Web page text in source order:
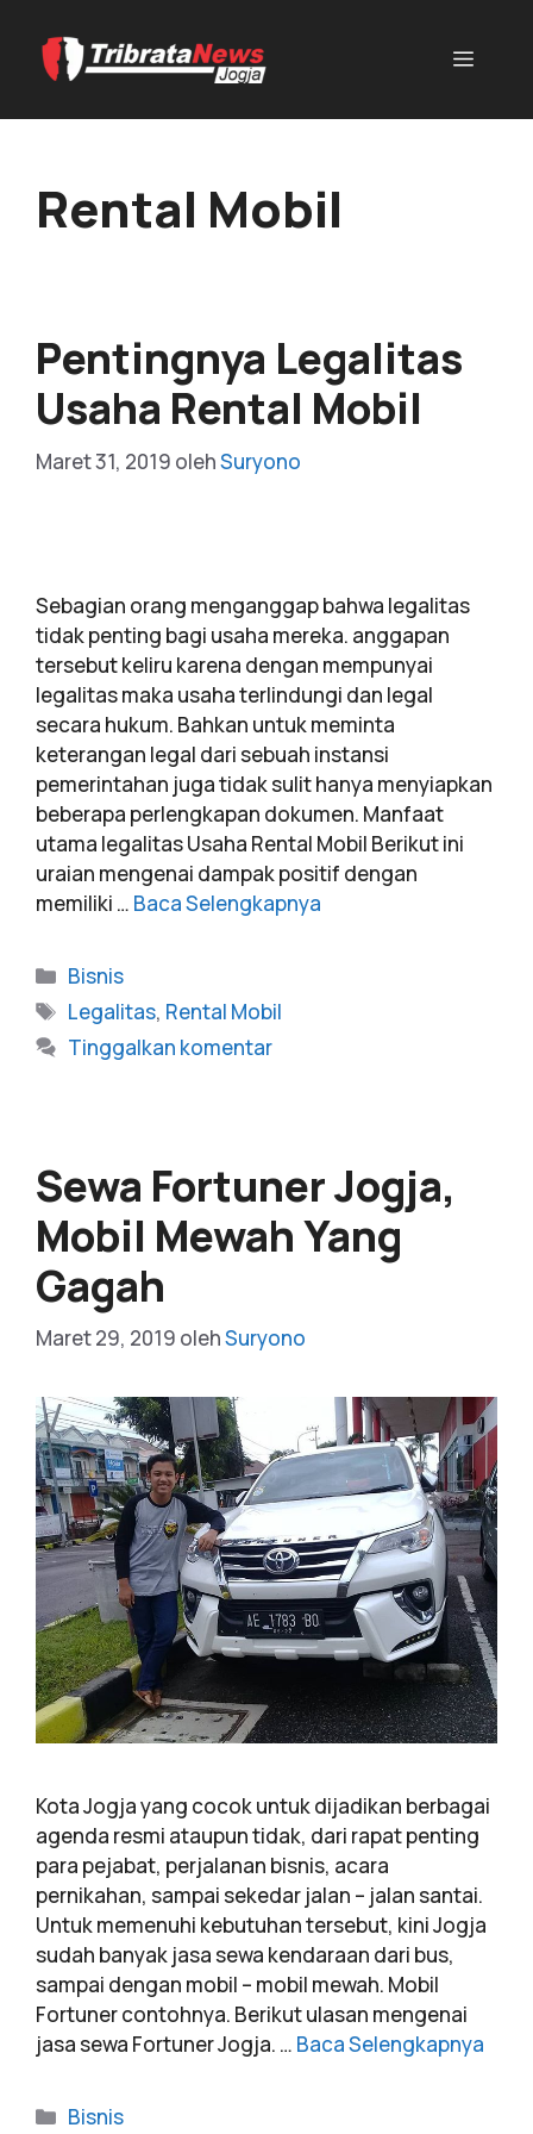
Rental Mobil
Pentingnya Legalitas
Usaha Rental Mobil
Maret 31, 2019 olehSuryono
Sebagian orang menganggap bahwa legalitas
tidak penting bagi usaha mereka. anggapan
tersebut keliru karena dengan mempunyai
legalitas maka usaha terlindungi dan legal
secara hukum. Bahkan untuk meminta
keterangan legal dari sebuah instansi
pemerintahan juga tidak sulit hanya menyiapkan
beberapa perlengkapan dokumen. Manfaat
utama legalitas Usaha Rental Mobil Berikut ini
uraian mengenai dampak positif dengan
memiliki … Baca Selengkapnya
Bisnis
Legalitas, Rental Mobil
Tinggalkan komentar
Sewa Fortuner Jogja,
Mobil Mewah Yang
Gagah
Maret 29, 2019 olehSuryono
Kota Jogja yang cocok untuk dijadikan berbagai
agenda resmi ataupun tidak, dari rapat penting
para pejabat, perjalanan bisnis, acara
pernikahan, sampai sekedar jalan – jalan santai.
Untuk memenuhi kebutuhan tersebut, kini Jogja
sudah banyak jasa sewa kendaraan dari bus,
sampai dengan mobil – mobil mewah. Mobil
Fortuner contohnya. Berikut ulasan mengenai
jasa sewa Fortuner Jogja. … Baca Selengkapnya
Bisnis